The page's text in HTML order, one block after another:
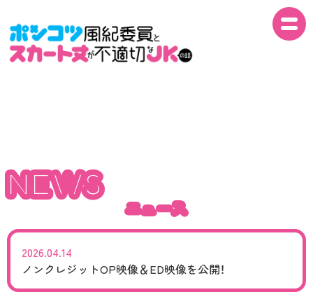
INTRO
STORY
STAFF
NEWS
ニュース
2026.04.14
ノンクレジットOP映像＆ED映像を公開！